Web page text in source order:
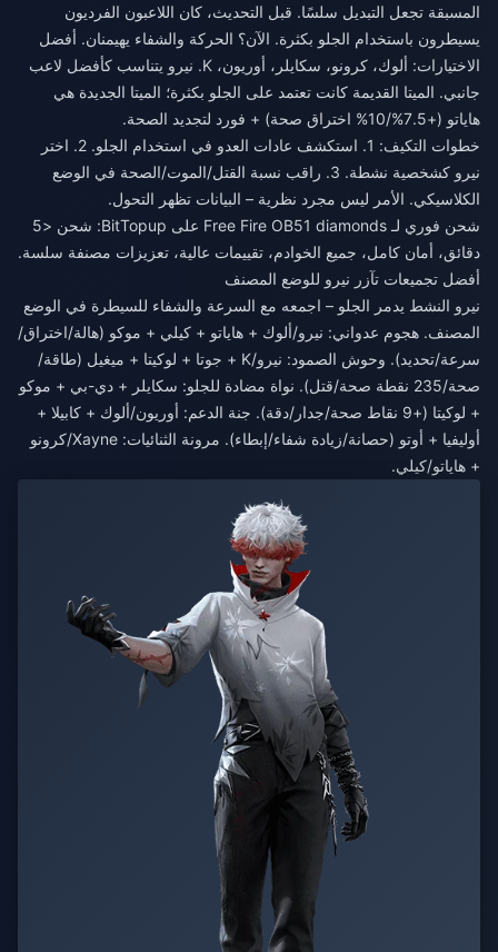
المسبقة تجعل التبديل سلسًا. قبل التحديث، كان اللاعبون الفرديون
يسيطرون باستخدام الجلو بكثرة. الآن؟ الحركة والشفاء يهيمنان. أفضل
الاختيارات: ألوك، كرونو، سكايلر، أوريون، K. نيرو يتناسب كأفضل لاعب
جانبي. الميتا القديمة كانت تعتمد على الجلو بكثرة؛ الميتا الجديدة هي
هاياتو (+7.5%/10% اختراق صحة) + فورد لتجديد الصحة.
خطوات التكيف: 1. استكشف عادات العدو في استخدام الجلو. 2. اختر
نيرو كشخصية نشطة. 3. راقب نسبة القتل/الموت/الصحة في الوضع
الكلاسيكي. الأمر ليس مجرد نظرية – البيانات تظهر التحول.
شحن فوري لـ Free Fire OB51 diamonds
على BitTopup: شحن <5
دقائق، أمان كامل، جميع الخوادم، تقييمات عالية، تعزيزات مصنفة سلسة.
أفضل تجميعات تآزر نيرو للوضع المصنف
نيرو النشط يدمر الجلو – اجمعه مع السرعة والشفاء للسيطرة في الوضع
المصنف. هجوم عدواني: نيرو/ألوك + هاياتو + كيلي + موكو (هالة/اختراق/
سرعة/تحديد). وحوش الصمود: نيرو/K + جوتا + لوكيتا + ميغيل (طاقة/
صحة/235 نقطة صحة/قتل). نواة مضادة للجلو: سكايلر + دي-بي + موكو
+ لوكيتا (+9 نقاط صحة/جدار/دقة). جنة الدعم: أوريون/ألوك + كابيلا +
أوليفيا + أوتو (حصانة/زيادة شفاء/إبطاء). مرونة الثنائيات: Xayne/كرونو
+ هاياتو/كيلي.